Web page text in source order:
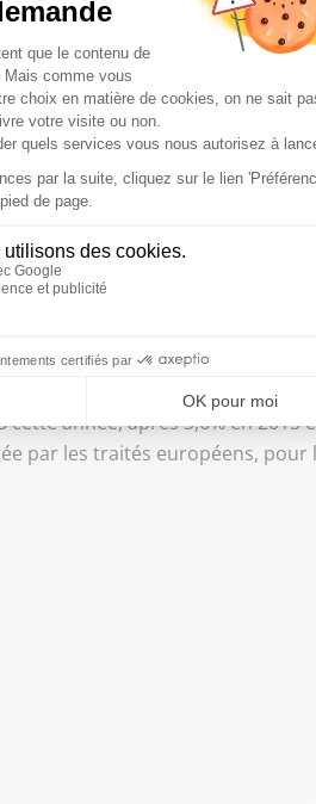
avec le ministre des
dépense publique".
il expliqué. "Il faut que l'Etat, les
pour qu'au bout du compte nous
a-t-il souligné.
"le risque" que le déficit dépasse
mise en place du nouveau
avait auparavant abondé
cette année, après 3,6% en 2015
par les traités européens, pour